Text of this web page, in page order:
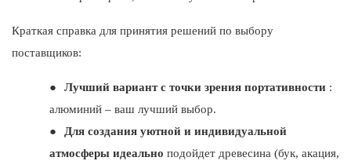
Краткая справка для принятия решений по выбору
поставщиков:
● Лучший вариант с точки зрения портативности :
алюминий – ваш лучший выбор.
●
Для создания уютной и индивидуальной
атмосферы идеально подойдет древесина (бук, акация,